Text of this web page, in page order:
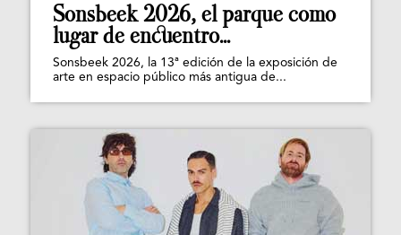
Sonsbeek 2026, el parque como
lugar de encuentro...
Sonsbeek 2026, la 13ª edición de la exposición de
arte en espacio público más antigua de...